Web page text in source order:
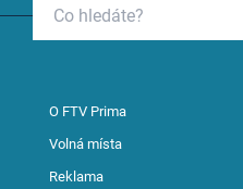
O FTV Prima
Volná místa
Reklama